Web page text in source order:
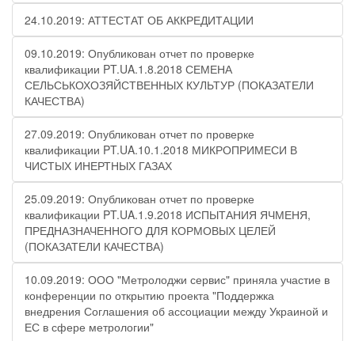
24.10.2019: АТТЕСТАТ ОБ АККРЕДИТАЦИИ
09.10.2019: Опубликован отчет по проверке
квалификации PT.UA.1.8.2018 СЕМЕНА
СЕЛЬСЬКОХОЗЯЙСТВЕННЫХ КУЛЬТУР (ПОКАЗАТЕЛИ
КАЧЕСТВА)
27.09.2019: Опубликован отчет по проверке
квалификации PT.UA.10.1.2018 МИКРОПРИМЕСИ В
ЧИСТЫХ ИНЕРТНЫХ ГАЗАХ
25.09.2019: Опубликован отчет по проверке
квалификации PT.UA.1.9.2018 ИСПЫТАНИЯ ЯЧМЕНЯ,
ПРЕДНАЗНАЧЕННОГО ДЛЯ КОРМОВЫХ ЦЕЛЕЙ
(ПОКАЗАТЕЛИ КАЧЕСТВА)
10.09.2019: ООО "Метролоджи сервис" приняла участие в
конференции по открытию проекта "Поддержка
внедрения Соглашения об ассоциации между Украиной и
ЕС в сфере метрологии"